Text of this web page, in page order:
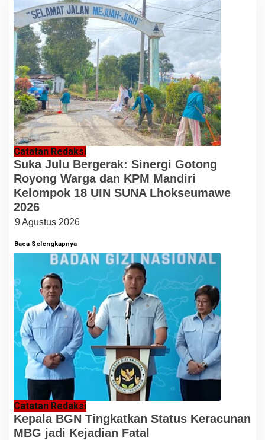
Catatan Redaksi
Suka Julu Bergerak: Sinergi Gotong
Royong Warga dan KPM Mandiri
Kelompok 18 UIN SUNA Lhokseumawe
2026
9 Agustus 2026
Baca Selengkapnya
Catatan Redaksi
Kepala BGN Tingkatkan Status Keracunan
MBG jadi Kejadian Fatal